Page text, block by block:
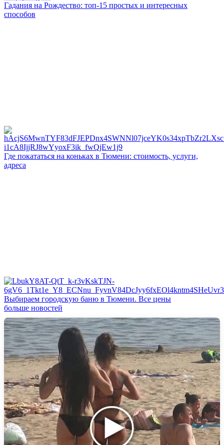
Гадания на Рождество: топ-15 простых и интересных
способов
Где покататься на коньках в Тюмени: стоимость, услуги,
адреса
Выбираем городскую баню в Тюмени. Все цены
больше новостей